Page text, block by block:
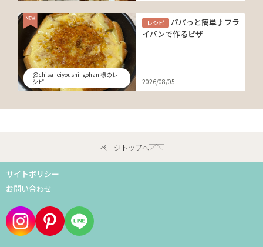
@chisa_eiyoushi_gohan 様のレ
シピ
レシピ
パパっと簡単♪フラ
イパンで作るピザ
2026/08/05
ページトップへ
サイトポリシー
お問い合わせ